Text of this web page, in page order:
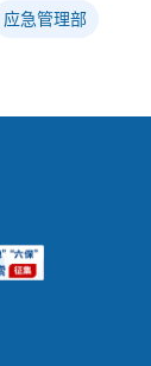
应急管理部